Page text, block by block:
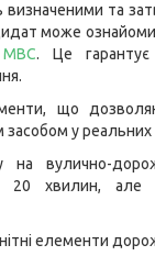
визначеними та
може
МВС. Це гарантує
що
засобом у реальних
на вулично-
20 хвилин, але
елементи